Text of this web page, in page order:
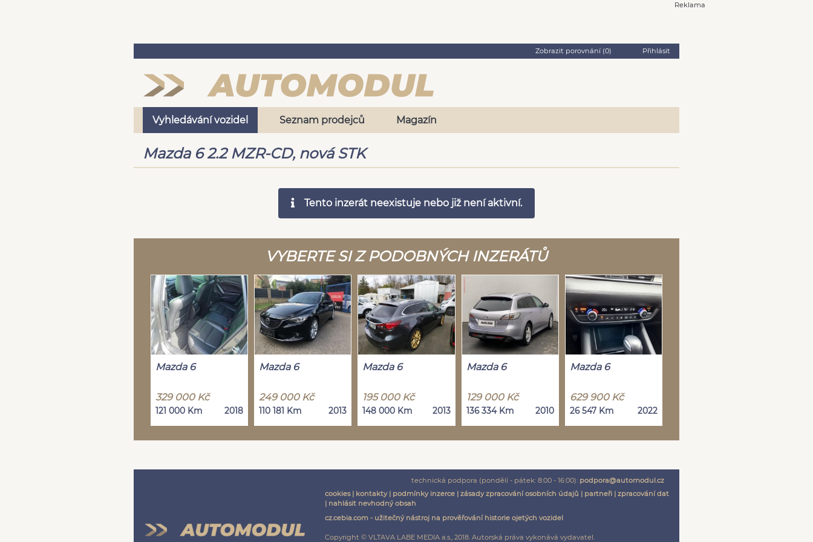
Reklama
Zobrazit porovnání (0) Přihlásit
Vyhledávání vozidel Seznam prodejců Magazín
Mazda 6 2.2 MZR-CD, nová STK
Tento inzerát neexistuje nebo již není aktivní.
VYBERTE SI Z PODOBNÝCH INZERÁTŮ
Mazda 6
329 000 Kč
121 000 Km 2018
Mazda 6
249 000 Kč
110 181 Km 2013
Mazda 6
195 000 Kč
148 000 Km 2013
Mazda 6
129 000 Kč
136 334 Km 2010
Mazda 6
629 900 Kč
26 547 Km 2022
technická podpora (pondělí - pátek: 8:00 - 16:00): podpora@automodul.cz
cookies| kontakty| podmínky inzerce| zásady zpracování osobních údajů | partneři| zpracování dat
| nahlásit nevhodný obsah
cz.cebia.com - užitečný nástroj na prověřování historie ojetých vozidel
Copyright © VLTAVA LABE MEDIA a.s., 2018. Autorská práva vykonává vydavatel.